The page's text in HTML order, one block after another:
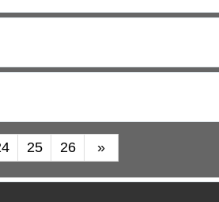
25 26 »